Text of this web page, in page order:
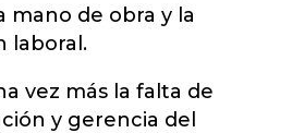
mano de obra y la
laboral.
vez más la falta de
y gerencia del